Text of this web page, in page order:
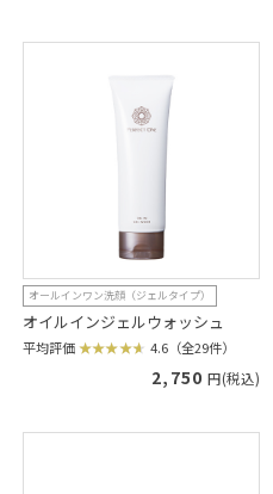
オールインワン洗顔（ジェルタイプ）
オイルインジェルウォッシュ
平均評価 4.6（全29件）
2,750 円(税込)